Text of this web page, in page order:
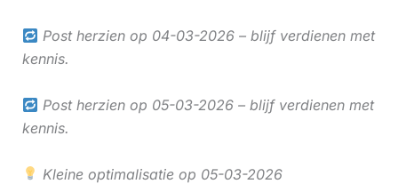
Post herzien op 04-03-2026 – blijf verdienen met
kennis.
Post herzien op 05-03-2026 – blijf verdienen met
kennis.
Kleine optimalisatie op 05-03-2026